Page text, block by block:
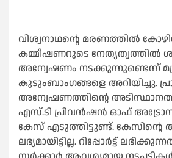
വിശ്വനാഥന്റെ മരണത്തില്‍
കമ്മീഷണറുടെ നേതൃത്വത്തില്‍
അന്വേഷണം നടക്കുന്നുണ്ടെന്ന്
കുടുംബാംഗങ്ങളെ അറിയിച്ചു.
അന്വേഷണത്തിന്റെ
എസ്.ടി പ്രിവന്‍ഷന്‍ ഓഫ്
കേസ് എടുത്തിട്ടുണ്ട്. കേസിന്റെ
ലഭ്യമായിട്ടില്ല. റിപ്പോര്‍ട്ട്